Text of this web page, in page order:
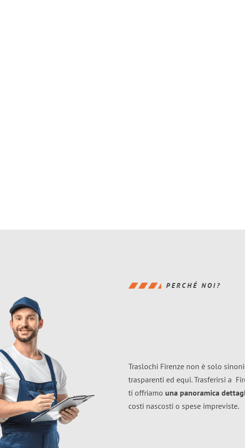
PERCHÉ NOI?
Traslochi Firenze non è solo
trasparenti ed equi. Trasferirsi a
ti offriamo una panoramica
costi nascosti o spese impreviste.